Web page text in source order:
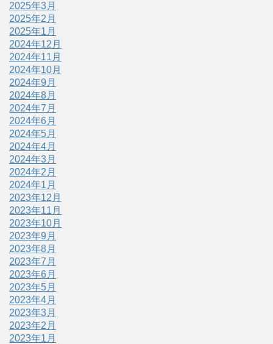
2025年3月
2025年2月
2025年1月
2024年12月
2024年11月
2024年10月
2024年9月
2024年8月
2024年7月
2024年6月
2024年5月
2024年4月
2024年3月
2024年2月
2024年1月
2023年12月
2023年11月
2023年10月
2023年9月
2023年8月
2023年7月
2023年6月
2023年5月
2023年4月
2023年3月
2023年2月
2023年1月